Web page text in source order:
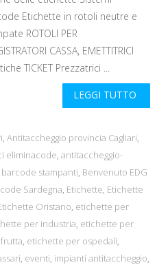
Etichette in rotoli neutre e
ROTOLI PER
CASSA, EMETTITRICI
TICKET Prezzatrici ...
LEGGI TUTTO
, Antitaccheggio provincia Cagliari,
eliminacode, antitaccheggio-
barcode stampanti, Benvenuto EDG
Sardegna, Etichette, Etichette
Oristano, etichette per
per industria, etichette per
, etichette per ospedali,
, eventi, impianti antitaccheggio,